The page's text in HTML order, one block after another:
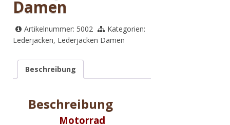
Damen
Artikelnummer: 5002
Kategorien:
Lederjacken, Lederjacken Damen
Beschreibung
Beschreibung
Motorrad